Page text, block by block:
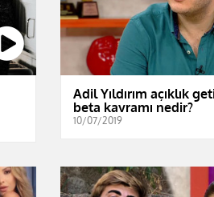
Adil Yıldırım açıklık
beta kavramı nedir?
10/07/2019